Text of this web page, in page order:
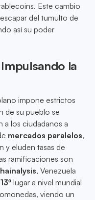
Este cambio
del tumulto de
así su poder
la
impone estrictos
de su pueblo se
a los ciudadanos a
mercados paralelos,
y eluden tasas de
ramificaciones son
, Venezuela
13º lugar a nivel mundial
viendo un